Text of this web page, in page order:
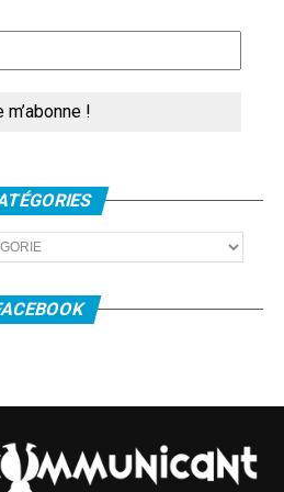
, le bruit de ses sabots
de terre
rose de la
Cathédrale
a été
par une